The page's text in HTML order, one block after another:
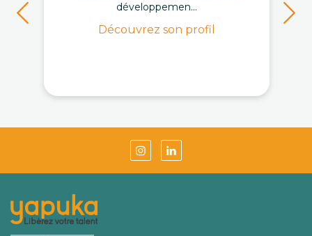
développemen...
Découvrez son profil